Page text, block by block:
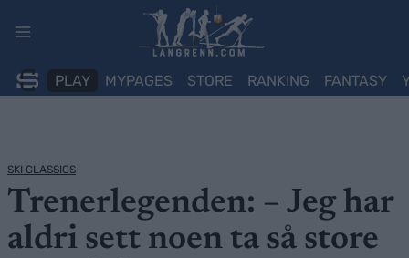
PLAY MYPAGES STORE RANKING FANTASY
SKI CLASSICS
Trenerlegenden: – Jeg har
aldri sett noen ta så store